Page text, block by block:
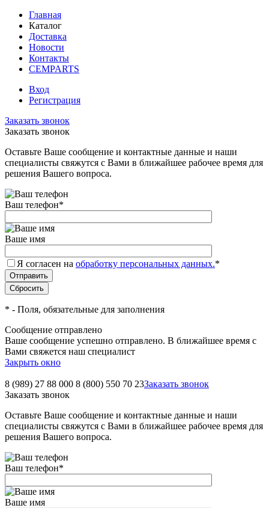
Главная
Каталог
Доставка
Новости
Контакты
CEMPARTS
Вход
Регистрация
Заказать звонок
Заказать звонок
Оставьте Ваше сообщение и контактные данные и наши
специалисты свяжутся с Вами в ближайшее рабочее время для
решения Вашего вопроса.
Ваш телефон*
Ваше имя
Я согласен на обработку персональных данных.*
* - Поля, обязательные для заполнения
Сообщение отправлено
Ваше сообщение успешно отправлено. В ближайшее время с
Вами свяжется наш специалист
Закрыть окно
8 (989) 27 88 000 8 (800) 550 70 23Заказать звонок
Заказать звонок
Оставьте Ваше сообщение и контактные данные и наши
специалисты свяжутся с Вами в ближайшее рабочее время для
решения Вашего вопроса.
Ваш телефон*
Ваше имя